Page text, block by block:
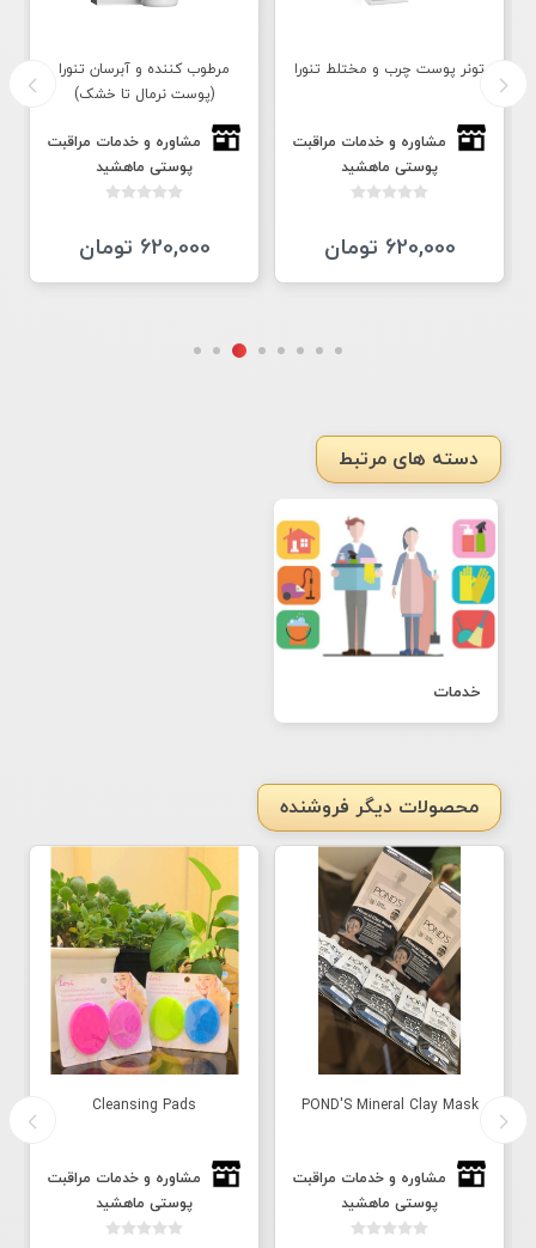
تونر پوست چرب و مختلط تنورا
مشاوره و خدمات مراقبت
پوستی ماهشید
620,000 تومان
مرطوب کننده و آبرسان تنورا
(پوست نرمال تا خشک)
مشاوره و خدمات مراقبت
پوستی ماهشید
620,000 تومان
دسته های مرتبط
خدمات
محصولات دیگر فروشنده
POND'S Mineral Clay Mask
مشاوره و خدمات مراقبت
پوستی ماهشید
Cleansing Pads
مشاوره و خدمات مراقبت
پوستی ماهشید